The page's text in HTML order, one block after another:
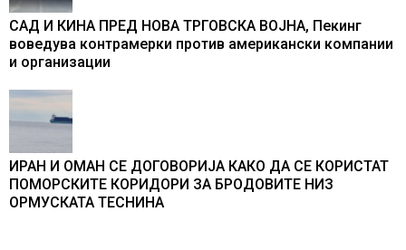
САД И КИНА ПРЕД НОВА ТРГОВСКА ВОЈНА, Пекинг
воведува контрамерки против американски компании
и организации
ИРАН И ОМАН СЕ ДОГОВОРИЈА КАКО ДА СЕ КОРИСТАТ
ПОМОРСКИТЕ КОРИДОРИ ЗА БРОДОВИТЕ НИЗ
ОРМУСКАТА ТЕСНИНА